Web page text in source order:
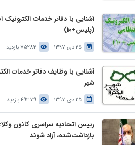
آشنایی با دفاتر خدمات الکترونیک
(پلیس+10)
25 دی 1397 75282 بازدید
آشنایی با وظایف دفاتر خدمات
شهر
25 دی 1397 49379 بازدید
رییس اتحادیه سراسری کانون
بازداشت‌شده، آزاد شوند